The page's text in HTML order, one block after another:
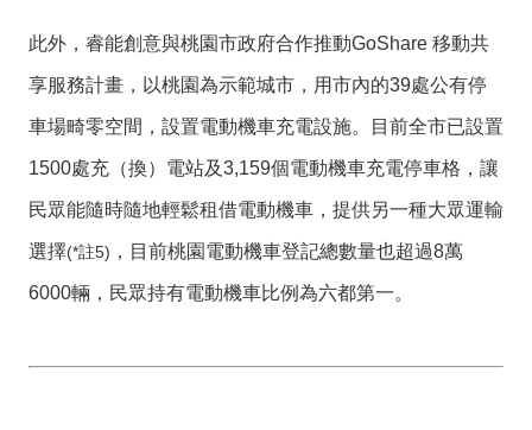
此外，睿能創意與桃園市政府合作推動GoShare 移動共
享服務計畫，以桃園為示範城市，用市內的39處公有停
車場畸零空間，設置電動機車充電設施。目前全市已設置
1500處充（換）電站及3,159個電動機車充電停車格，讓
民眾能隨時隨地輕鬆租借電動機車，提供另一種大眾運輸
選擇(*註5) ，目前桃園電動機車登記總數量也超過8萬
6000輛，民眾持有電動機車比例為六都第一。